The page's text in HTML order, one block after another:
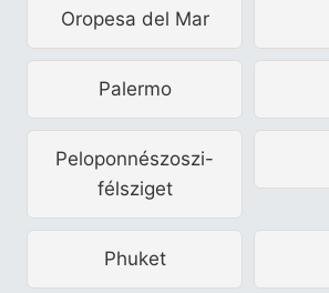
Oropesa del Mar
Palermo
Peloponnészoszi-
félsziget
Phuket